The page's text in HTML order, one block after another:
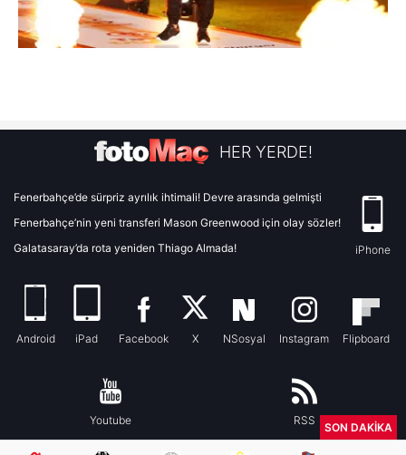
HER YERDE!
Fenerbahçe’de sürpriz ayrılık ihtimali! Devre arasında gelmişti
Fenerbahçe’nin yeni transferi Mason Greenwood için olay sözler!
Galatasaray’da rota yeniden Thiago Almada!
iPhone
Android iPad Facebook X NSosyal Instagram Flipboard
Youtube RSS
SON DAKİKA